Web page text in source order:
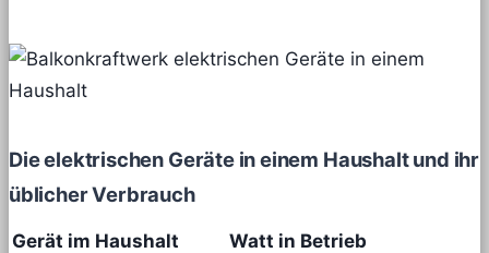
Die elektrischen Geräte in einem Haushalt und ihr
üblicher Verbrauch
Gerät im Haushalt
Watt in Betrieb